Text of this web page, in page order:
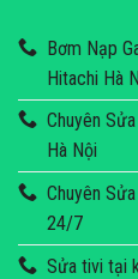
Bơm Nạp
Hitachi Hà
Chuyên
Hà Nội
Chuyên
24/7
Sửa tivi tại